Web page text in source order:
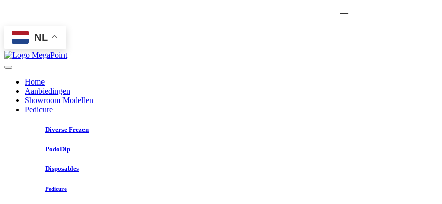
—
NL
Home
Aanbiedingen
Showroom Modellen
Pedicure
Diverse Frezen
PodoDip
Disposables
Pedicure